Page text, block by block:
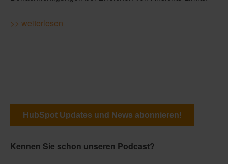
>> weiterlesen
HubSpot Updates und News abonnieren!
Kennen Sie schon unseren Podcast?